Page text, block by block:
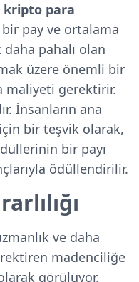
kripto para
pay ve ortalama
pahalı olan
üzere önemli bir
maliyeti gerektirir.
İnsanların ana
bir teşvik olarak,
bir payı
ödüllendirilir.
ve daha
madenciliğe
görülüyor.